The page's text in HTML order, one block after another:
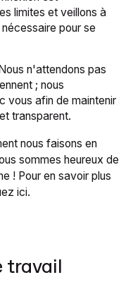
limites et veillons à
pour se
Nous n'attendons pas
; nous
vous afin de maintenir
transparent.
nous faisons en
sommes heureux de
! Pour en savoir plus
ici.
travail